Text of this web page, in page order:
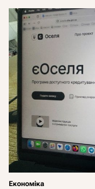
Економіка